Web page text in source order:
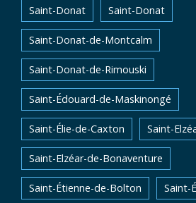
Saint-Donat Saint-Donat
Saint-Donat-de-Montcalm
Saint-Donat-de-Rimouski
Saint-Édouard-de-Maskinongé
Saint-Élie-de-Caxton Saint-
Saint-Elzéar-de-Bonaventure
Saint-Étienne-de-Bolton Saint-